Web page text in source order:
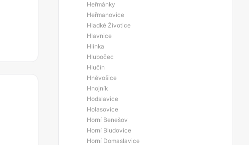
Heřmánky
Heřmanovice
Hladké Životice
Hlavnice
Hlinka
Hlubočec
Hlučín
Hněvošice
Hnojník
Hodslavice
Holasovice
Horní Benešov
Horní Bludovice
Horní Domaslavice